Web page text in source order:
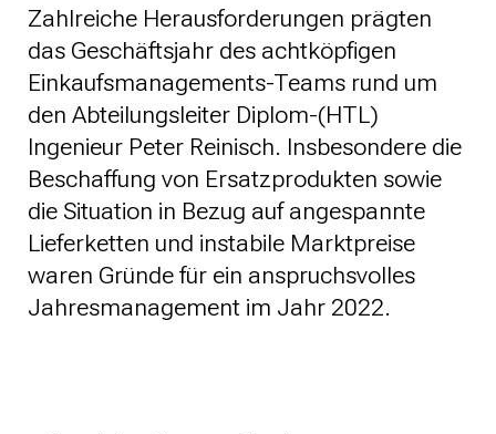
Zahlreiche Herausforderungen prägten
das Geschäftsjahr des achtköpfigen
Einkaufsmanagements-Teams rund um
den Abteilungsleiter Diplom-(HTL)
Ingenieur Peter Reinisch. Insbesondere die
Beschaffung von Ersatzprodukten sowie
die Situation in Bezug auf angespannte
Lieferketten und instabile Marktpreise
waren Gründe für ein anspruchsvolles
Jahresmanagement im Jahr 2022.